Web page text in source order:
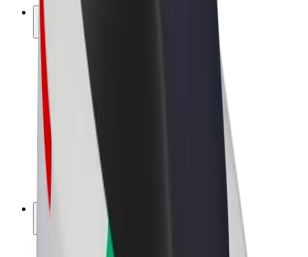
Vydělávejte s Boltem
Řidiči
Výdělky řidiče
Výdělky kurýra
Partneři Bolt Food
Společnost